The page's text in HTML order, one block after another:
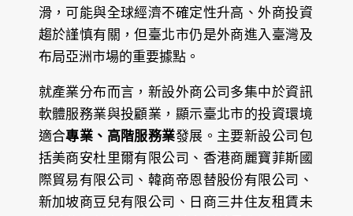
滑，可能與全球經濟不確定性升高、外商投資
趨於謹慎有關，但臺北市仍是外商進入臺灣及
布局亞洲市場的重要據點。
就產業分布而言，新設外商公司多集中於資訊
軟體服務業與投顧業，顯示臺北市的投資環境
適合專業、高階服務業發展。主要新設公司包
括美商安杜里爾有限公司、香港商麗寶菲斯國
際貿易有限公司、韓商帝恩替股份有限公司、
新加坡商豆兒有限公司、日商三井住友租賃未